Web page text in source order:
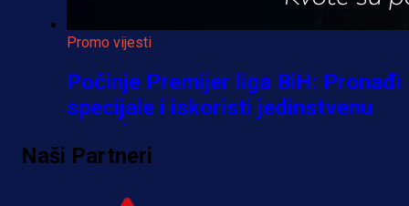
Promo vijesti
Počinje Premijer liga BiH: Pronađi
specijale i iskoristi jedinstvenu
ponudu
Naši Partneri